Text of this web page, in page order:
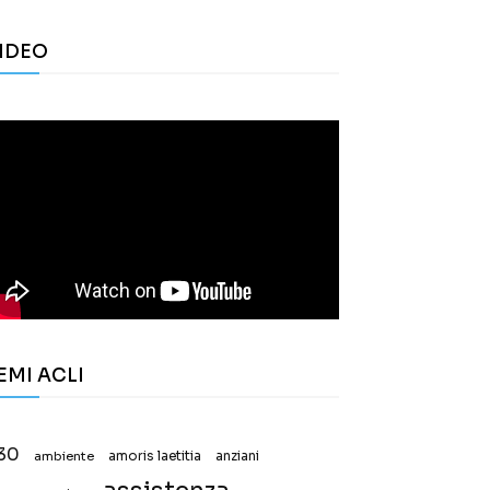
ACLI
ambiente amoris laetitia anziani